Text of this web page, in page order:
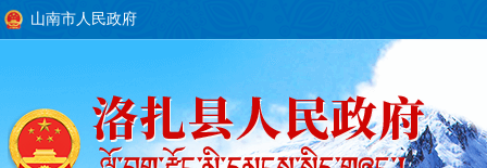
山南市人民政府